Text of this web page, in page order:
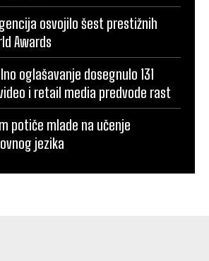
osvojilo šest prestižnih
Awards
oglašavanje dosegnulo 131
i retail media predvode rast
potiče mlade na učenje
jezika